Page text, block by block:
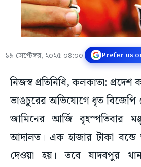
১৯ সেপ্টেম্বর, ২০২৫ ০৪:০০ Prefer us
নিজস্ব প্রতিনিধি, কলকাতা: প্রদেশ
ভাঙচুরের অভিযোগে ধৃত বিজেপি
জামিনের আর্জি বৃহস্পতিবার
আদালত। এক হাজার টাকা বন্ডে
দেওয়া হয়। তবে যাদবপুর